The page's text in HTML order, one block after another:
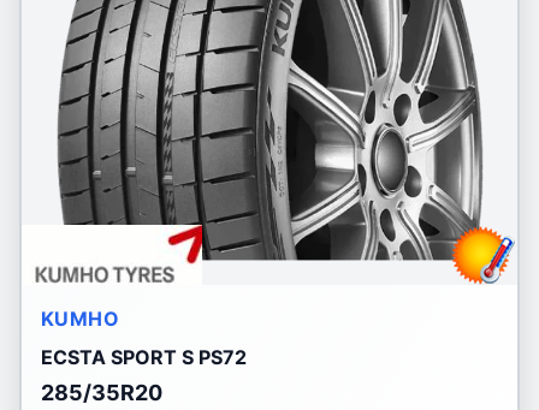
KUMHO
ECSTA SPORT S PS72
285/35R20